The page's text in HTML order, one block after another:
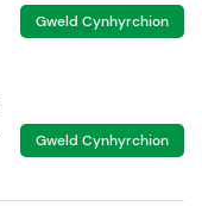
Gweld Cynhyrchion
Gweld Cynhyrchion